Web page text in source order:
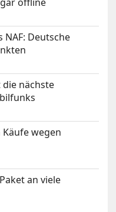
NAF: Deutsche
die nächste
wegen
an viele